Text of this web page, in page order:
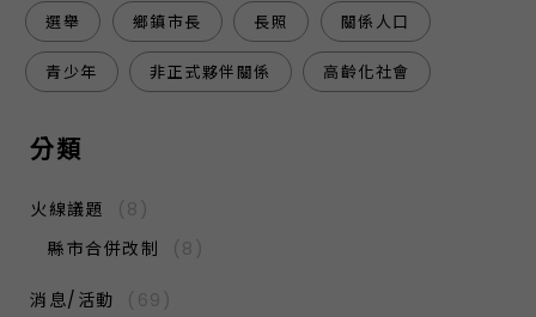
選舉 鄉鎮市長 長照 關係人口
青少年 非正式夥伴關係 高齡化社會
分類
火線議題
(8)
縣市合併改制
(8)
消息/活動
(69)